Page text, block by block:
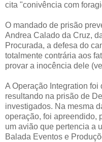
cita "conivência com
O mandado de prisão
Andrea Calado da Cruz,
Procurada, a defesa do
totalmente contrária aos
provar a inocência dele
A Operação Integration
resultando na prisão de
investigados. Na mesma
operação, foi apreendido,
um avião que pertencia a
Balada Eventos e